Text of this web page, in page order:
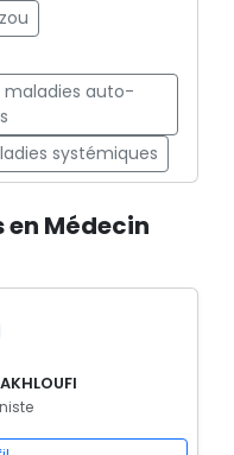
maladies auto-
systémiques
Médecin